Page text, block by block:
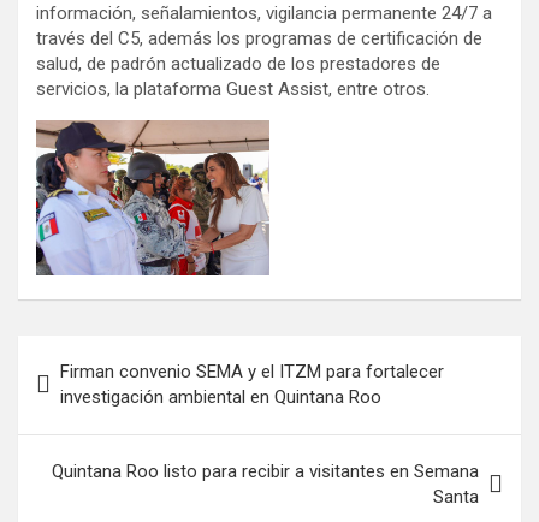
información, señalamientos, vigilancia permanente 24/7 a
través del C5, además los programas de certificación de
salud, de padrón actualizado de los prestadores de
servicios, la plataforma Guest Assist, entre otros.
de
entradas
Firman convenio SEMA y el ITZM para fortalecer
investigación ambiental en Quintana Roo
Quintana Roo listo para recibir a visitantes en Semana
Santa